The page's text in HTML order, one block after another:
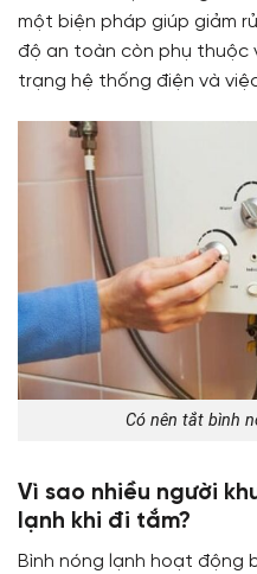
một biện pháp giúp giảm
độ an toàn còn phụ thuộc
trạng hệ thống điện và
Có nên tắt bình
Vì sao nhiều người
lạnh khi đi tắm?
Bình nóng lạnh hoạt động